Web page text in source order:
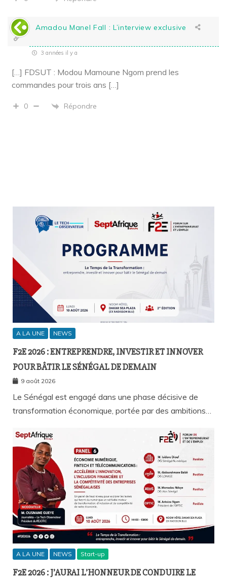
Amadou Manel Fall : L’interview exclusive
3 années il y a
[…] FDSUT : Modou Mamoune Ngom prend les
commandes pour trois ans […]
0 Répondre
A LA UNE NEWS
F2E 2026 : ENTREPRENDRE, INVESTIR ET INNOVER
POUR BÂTIR LE SÉNÉGAL DE DEMAIN
9 août 2026
Le Sénégal est engagé dans une phase décisive de
transformation économique, portée par des ambitions…
A LA UNE NEWS Start-up
F2E 2026 : J’AURAI L’HONNEUR DE CONDUIRE LE